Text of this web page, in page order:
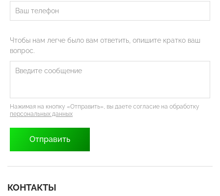
Чтобы нам легче было вам ответить, опишите кратко ваш
вопрос.
Нажимая на кнопку «Отправить», вы даете согласие на обработку
персональных данных
КОНТАКТЫ